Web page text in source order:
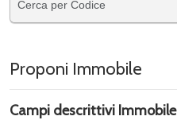
Proponi Immobile
Campi descrittivi Immobile